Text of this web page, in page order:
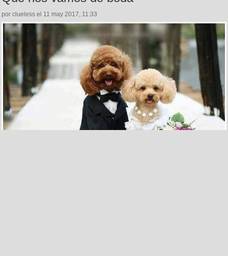
por clueless el 11 may 2017, 11:33